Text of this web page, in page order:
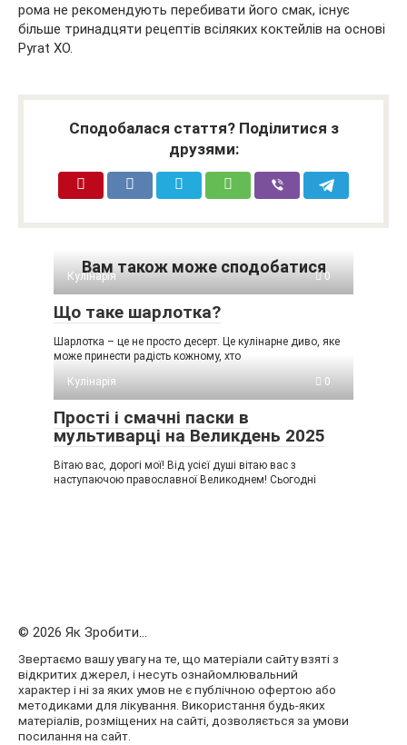
рома не рекомендують перебивати його смак, існує
більше тринадцяти рецептів всіляких коктейлів на основі
Pyrat XO.
Сподобалася стаття? Поділитися з
друзями:
Вам також може сподобатися
Кулінарія 0
Що таке шарлотка?
Шарлотка – це не просто десерт. Це кулінарне диво, яке
може принести радість кожному, хто
Кулінарія
0
Прості і смачні паски в
мультиварці на Великдень 2025
Вітаю вас, дорогі мої! Від усієї душі вітаю вас з
наступаючою православної Великоднем! Сьогодні
© 2026 Як Зробити...
Звертаємо вашу увагу на те, що матеріали сайту взяті з
відкритих джерел, і несуть ознайомлювальний
характер і ні за яких умов не є публічною офертою або
методиками для лікування. Використання будь-яких
матеріалів, розміщених на сайті, дозволяється за умови
посилання на сайт.